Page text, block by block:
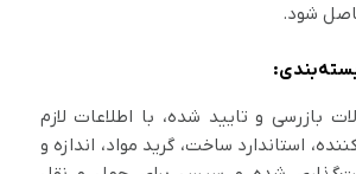
شود.
بازرسی و تایید شده، با اطلاعات لازم
استاندارد ساخت، گرید مواد، اندازه و